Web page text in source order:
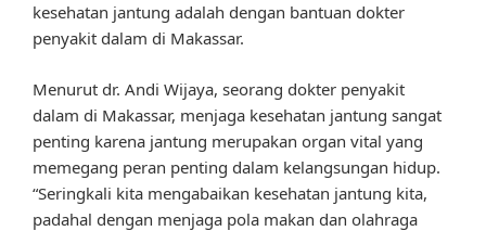
kesehatan jantung adalah dengan bantuan dokter
penyakit dalam di Makassar.
Menurut dr. Andi Wijaya, seorang dokter penyakit
dalam di Makassar, menjaga kesehatan jantung sangat
penting karena jantung merupakan organ vital yang
memegang peran penting dalam kelangsungan hidup.
“Seringkali kita mengabaikan kesehatan jantung kita,
padahal dengan menjaga pola makan dan olahraga